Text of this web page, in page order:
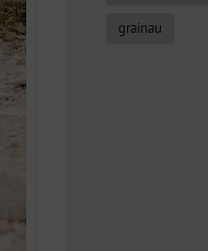
grainau